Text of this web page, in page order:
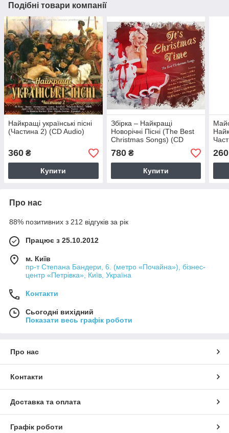
Подібні товари компанії
Найкращі українські пісні
(Частина 2) (CD Audio)
360 ₴
Купити
Збірка – Найкращі
Новорічні Пісні (The Best
Christmas Songs) (CD
Audio)
780₴
Купити
260
Про нас
88% позитивних з 212 відгуків за рік
Працює з 25.10.2012
м. Київ
пр-т Степана Бандери, 6. (метро «Почайна»), бізнес-
центр «Петрівка», Київ, Україна
Контакти
Сьогодні вихідний
Показати весь графік роботи
Про нас
Контакти
Доставка та оплата
Графік роботи